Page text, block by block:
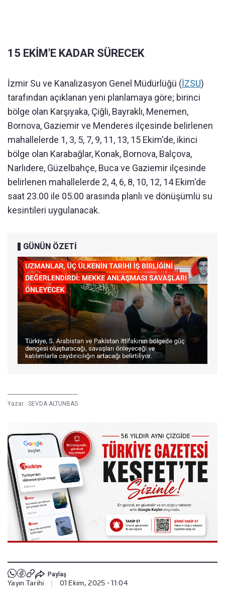
15 EKİM'E KADAR SÜRECEK
İzmir Su ve Kanalizasyon Genel Müdürlüğü (İZSU)
tarafından açıklanan yeni planlamaya göre; birinci
bölge olan Karşıyaka, Çiğli, Bayraklı, Menemen,
Bornova, Gaziemir ve Menderes ilçesinde belirlenen
mahallelerde 1, 3, 5, 7, 9, 11, 13, 15 Ekim'de, ikinci
bölge olan Karabağlar, Konak, Bornova, Balçova,
Narlıdere, Güzelbahçe, Buca ve Gaziemir ilçesinde
belirlenen mahallelerde 2, 4, 6, 8, 10, 12, 14 Ekim'de
saat 23.00 ile 05.00 arasında planlı ve dönüşümlü su
kesintileri uygulanacak.
GÜNÜN ÖZETİ
Yazar : SEVDA ALTUNBAS
Paylaş
Yayın Tarihi 01 Ekim, 2025 - 11:04